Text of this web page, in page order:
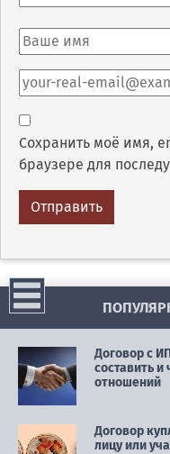
Сохранить моё имя,
браузере для
Договор с
составить и
отношений
Договор
лицу или